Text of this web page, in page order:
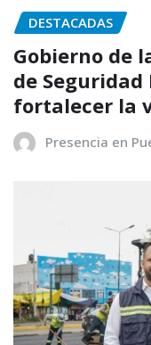
DESTACADAS
Gobierno de
de
fortalecer la
Presencia en